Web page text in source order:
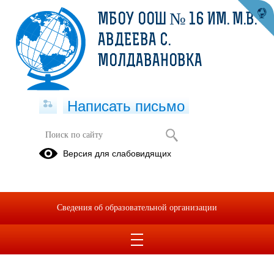
День снятия блокады Ленинграда
День воинской славы России — День полного
Ленинграда от блокады его немецко-
фашистскими войсками (1944 год).
МБОУ ООШ № 16 ИМ. М.В.
АВДЕЕВА С.
МОЛДАВАНОВКА
Написать письмо
Версия для слабовидящих
Сведения об образовательной организации